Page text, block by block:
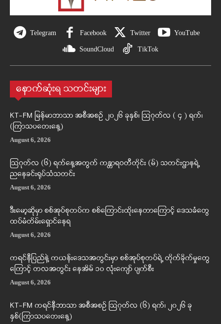
Telegram Facebook Twitter YouTube
SoundCloud TikTok
နောက်ဆုံးရ သတင်းများ
KT-FM မြန်မာဘာသာ အစီအစဉ် ၂၀၂၆ ခုနှစ်၊ ဩဂုတ်လ ( ၄ ) ရက်၊
(ကြာသပတေးနေ့)
August 6, 2026
ဩဂုတ်လ (၆) ရက်နေ့အတွက် ကန္တာရဝတီတိုင်း (မ်) သတင်းဌာနရဲ့
ညနေခင်းရုပ်သံသတင်း
August 6, 2026
ဒီးမော့ဆိုမှာ စစ်အုပ်စုတပ်က စစ်ကြောင်းထိုးနေတာကြောင့် ဒေသခံတွေ
ထပ်မံတိမ်းရှောင်နေရ
August 6, 2026
ကရင်နီပြည်နဲ့ ကယန်းဒေသအတွင်းမှာ စစ်အုပ်စုတပ်ရဲ့ တိုက်ခိုက်မှုတွေ
ကြောင့် တလအတွင်း နေအိမ် ၁၀ လုံးကျော် ပျက်စီး
August 6, 2026
KT-FM ကရင်နီဘာသာ အစီအစဉ် ဩဂုတ်လ (၆) ရက်၊ ၂၀၂၆ ခု
နှစ်(ကြာသပတေးနေ့)